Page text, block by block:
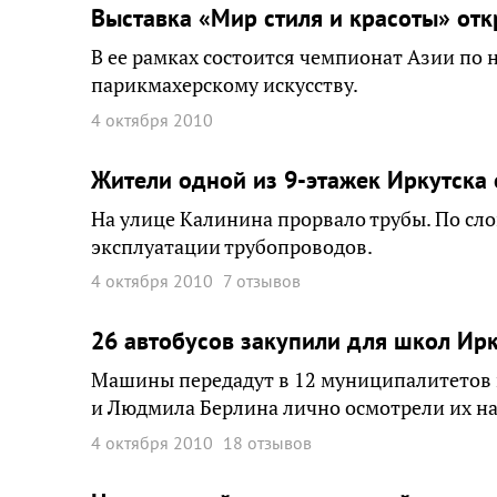
Выставка «Мир стиля и красоты»
В ее рамках состоится чемпионат Азии по
парикмахерскому искусству.
4 октября 2010
Жители одной из 9-этажек Иркутска
На улице Калинина прорвало трубы. По
эксплуатации трубопроводов.
4 октября 2010 7 отзывов
26 автобусов закупили для школ
Машины передадут в 12
и Людмила Берлина лично осмотрели их
4 октября 2010 18 отзывов